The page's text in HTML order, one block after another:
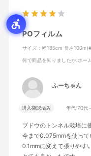
POフィルム
サイズ：幅185cm 長さ
何で商品を知りましたか:ホー
ふーちゃん
購入確認済み 年代:70代
ブドウのトンネル栽培に
今まで0.075mmを使って
0.1mmに変えて張りやす